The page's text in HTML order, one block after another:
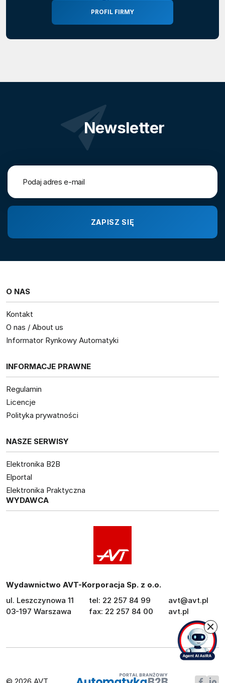
PROFIL FIRMY
Newsletter
O NAS
Kontakt
O nas / About us
Informator Rynkowy Automatyki
INFORMACJE PRAWNE
Regulamin
Licencje
Polityka prywatności
NASZE SERWISY
Elektronika B2B
Elportal
Elektronika Praktyczna
WYDAWCA
Wydawnictwo AVT-Korporacja Sp. z o.o.
ul. Leszczynowa 11
03-197 Warszawa
tel: 22 257 84 99
fax: 22 257 84 00
avt@avt.pl
avt.pl